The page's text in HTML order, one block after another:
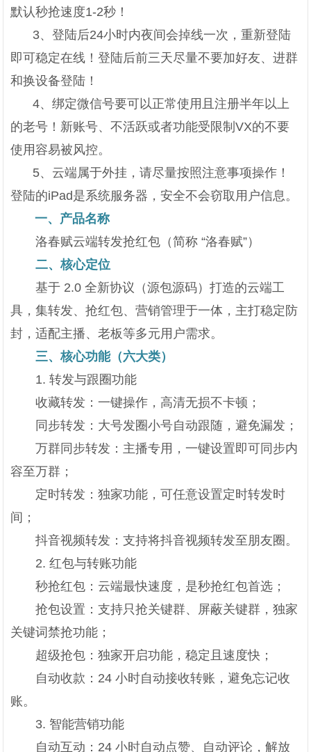
默认秒抢速度1-2秒！
3、登陆后24小时内夜间会掉线一次，重新登陆
即可稳定在线！登陆后前三天尽量不要加好友、进群
和换设备登陆！
4、绑定微信号要可以正常使用且注册半年以上
的老号！新账号、不活跃或者功能受限制VX的不要
使用容易被风控。
5、云端属于外挂，请尽量按照注意事项操作！
登陆的iPad是系统服务器，安全不会窃取用户信息。
一、产品名称
洛春赋云端转发抢红包（简称 “洛春赋”）
二、核心定位
基于 2.0 全新协议（源包源码）打造的云端工
具，集转发、抢红包、营销管理于一体，主打稳定防
封，适配主播、老板等多元用户需求。
三、核心功能（六大类）
1. 转发与跟圈功能
收藏转发：一键操作，高清无损不卡顿；
同步转发：大号发圈小号自动跟随，避免漏发；
万群同步转发：主播专用，一键设置即可同步内
容至万群；
定时转发：独家功能，可任意设置定时转发时
间；
抖音视频转发：支持将抖音视频转发至朋友圈。
2. 红包与转账功能
秒抢红包：云端最快速度，是秒抢红包首选；
抢包设置：支持只抢关键群、屏蔽关键群，独家
关键词禁抢功能；
超级抢包：独家开启功能，稳定且速度快；
自动收款：24 小时自动接收转账，避免忘记收
账。
3. 智能营销功能
自动互动：24 小时自动点赞、自动评论，解放